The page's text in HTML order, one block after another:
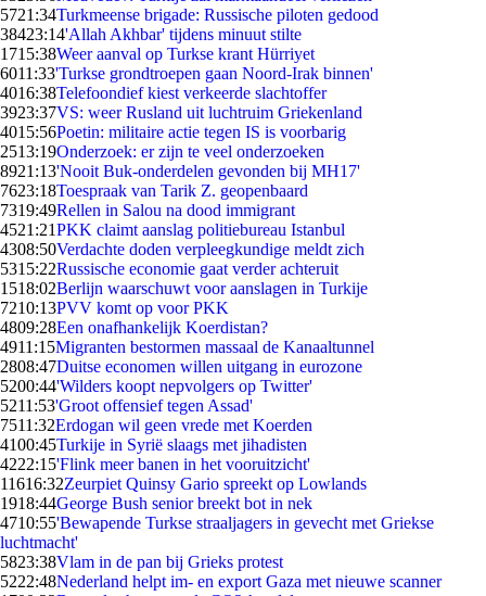
5721:34Turkmeense brigade: Russische piloten gedood
38423:14'Allah Akhbar' tijdens minuut stilte
1715:38Weer aanval op Turkse krant Hürriyet
6011:33'Turkse grondtroepen gaan Noord-Irak binnen'
4016:38Telefoondief kiest verkeerde slachtoffer
3923:37VS: weer Rusland uit luchtruim Griekenland
4015:56Poetin: militaire actie tegen IS is voorbarig
2513:19Onderzoek: er zijn te veel onderzoeken
8921:13'Nooit Buk-onderdelen gevonden bij MH17'
7623:18Toespraak van Tarik Z. geopenbaard
7319:49Rellen in Salou na dood immigrant
4521:21PKK claimt aanslag politiebureau Istanbul
4308:50Verdachte doden verpleegkundige meldt zich
5315:22Russische economie gaat verder achteruit
1518:02Berlijn waarschuwt voor aanslagen in Turkije
7210:13PVV komt op voor PKK
4809:28Een onafhankelijk Koerdistan?
4911:15Migranten bestormen massaal de Kanaaltunnel
2808:47Duitse economen willen uitgang in eurozone
5200:44'Wilders koopt nepvolgers op Twitter'
5211:53'Groot offensief tegen Assad'
7511:32Erdogan wil geen vrede met Koerden
4100:45Turkije in Syrië slaags met jihadisten
4222:15'Flink meer banen in het vooruitzicht'
11616:32Zeurpiet Quinsy Gario spreekt op Lowlands
1918:44George Bush senior breekt bot in nek
4710:55'Bewapende Turkse straaljagers in gevecht met Griekse
luchtmacht'
5823:38Vlam in de pan bij Grieks protest
5222:48Nederland helpt im- en export Gaza met nieuwe scanner